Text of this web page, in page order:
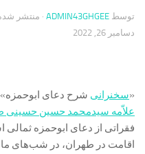
توسط ADMIN43GHGEE · منتشر
دسامبر 26, 2022
«سخنرانی شرح دعای ابوحمزه» حاصل 20 جلسه از
علاّمه سیدمحمد حسین حسینی
فقراتی از دعای ابوحمزه ثمالی
اقامت در طهران، در شب‌های